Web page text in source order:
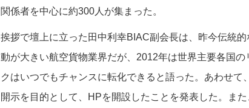
関­係者を中心に約300人が集まった。
挨拶で壇上に立った田中利幸BIAC副会長は、昨今伝統
動が大きい航空貨物業界だが、
2012年は世界主要各国
クはいつでもチャンスに転化できると語った。あわせて、
開示を目的として、
HPを開設したことを発表した。ま